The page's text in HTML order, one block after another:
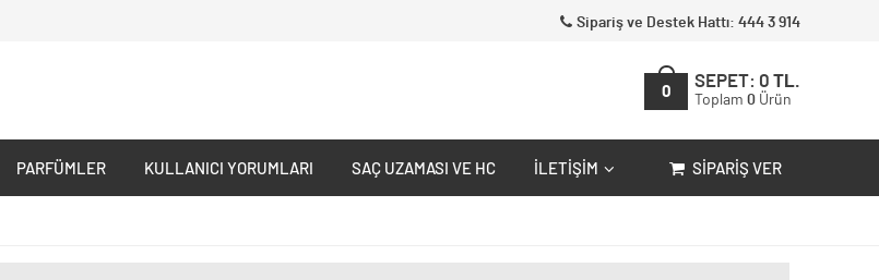
Sipariş ve Destek Hattı: 444 3 914
0
SEPET: 0 TL.
Toplam 0 Ürün
PARFÜMLER KULLANICI YORUMLARI SAÇ UZAMASI VE HC İLETIŞIM SIPARIŞ VER